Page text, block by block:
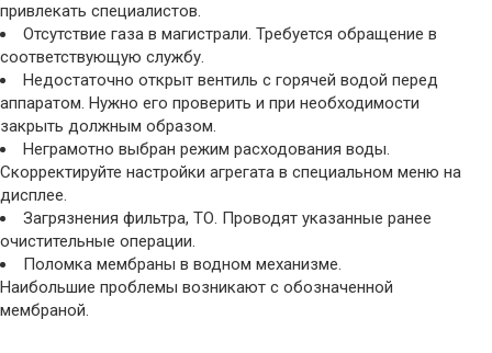
привлекать специалистов.
Отсутствие газа в магистрали. Требуется обращение в
соответствующую службу.
Недостаточно открыт вентиль с горячей водой перед
аппаратом. Нужно его проверить и при необходимости
закрыть должным образом.
Неграмотно выбран режим расходования воды.
Скорректируйте настройки агрегата в специальном меню на
дисплее.
Загрязнения фильтра, ТО. Проводят указанные ранее
очистительные операции.
Поломка мембраны в водном механизме.
Наибольшие проблемы возникают с обозначенной
мембраной.